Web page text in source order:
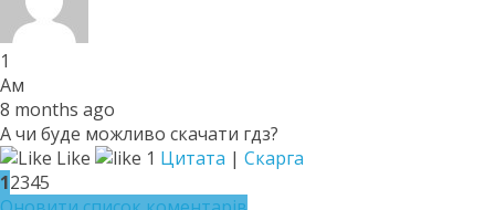
1
Ам
8 months ago
А чи буде можливо скачати гдз?
Like
1 Цитата | Скарга
12345